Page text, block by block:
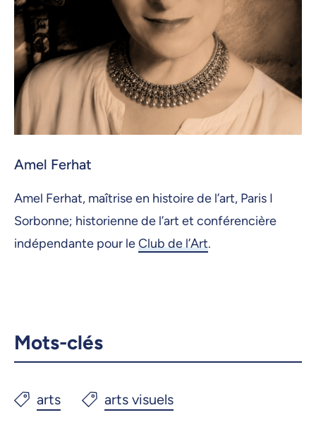
Amel Ferhat
Amel Ferhat, maîtrise en histoire de l’art, Paris I
Sorbonne; historienne de l’art et conférencière
indépendante pour leClub de l’Art.
Mots-clés